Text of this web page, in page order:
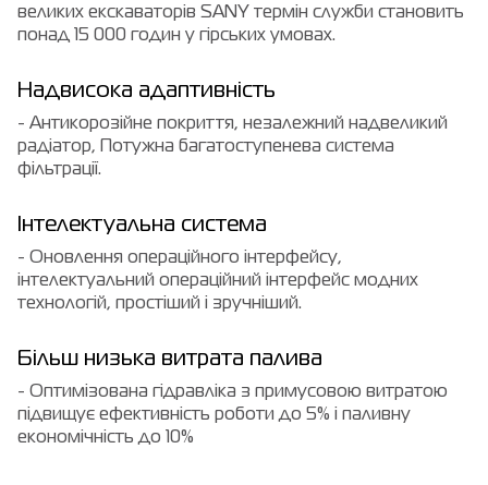
великих екскаваторів SANY термін служби становить
понад 15 000 годин у гірських умовах.
Надвисока адаптивність
- Антикорозійне покриття, незалежний надвеликий
радіатор, Потужна багатоступенева система
фільтрації.
Інтелектуальна система
- Оновлення операційного інтерфейсу,
інтелектуальний операційний інтерфейс модних
технологій, простіший і зручніший.
Більш низька витрата палива
- Оптимізована гідравліка з примусовою витратою
підвищує ефективність роботи до 5% і паливну
економічність до 10%